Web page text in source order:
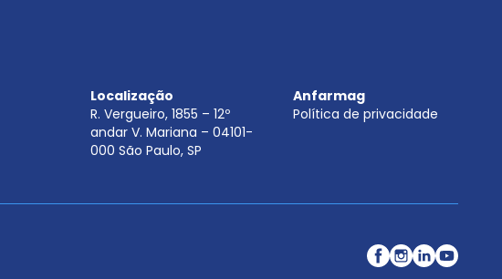
Localização
R. Vergueiro, 1855 – 12º
andar V. Mariana – 04101-
000 São Paulo, SP
Anfarmag
Política de privacidade